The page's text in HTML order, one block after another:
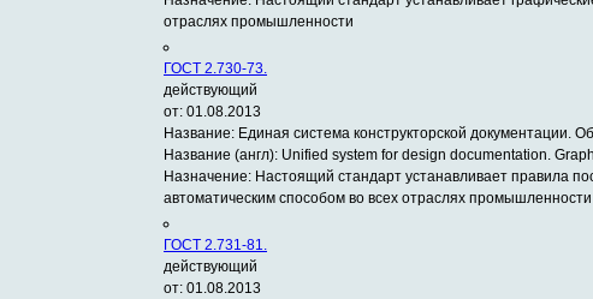
отраслях промышленности
ГОСТ 2.730-73.
действующий
от: 01.08.2013
Название: Единая система конструкторской документации.
Название (англ): Unified system for design documentation.
Назначение: Настоящий стандарт устанавливает правила
автоматическим способом во всех отраслях промышленности
ГОСТ 2.731-81.
действующий
от: 01.08.2013